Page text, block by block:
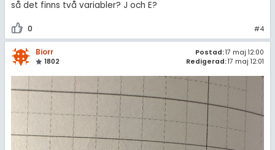
så det finns två variabler? J och E?
0 #4
Biorr
1802
Postad:17 maj 12:00
Redigerad:17 maj 12:01